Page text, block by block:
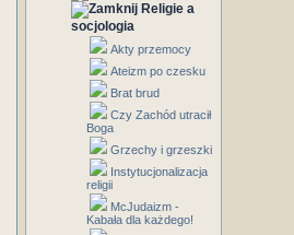
Religie a
socjologia
Akty przemocy
Ateizm po czesku
Brat brud
Czy Zachód utracił
Boga
Grzechy i grzeszki
Instytucjonalizacja
religii
McJudaizm -
Kabała dla każdego!